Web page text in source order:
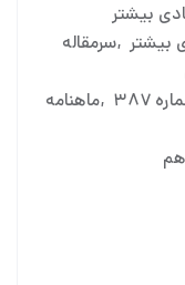
بیشتر
بیشتر سرمقاله
۳۸۷
ماهنامه